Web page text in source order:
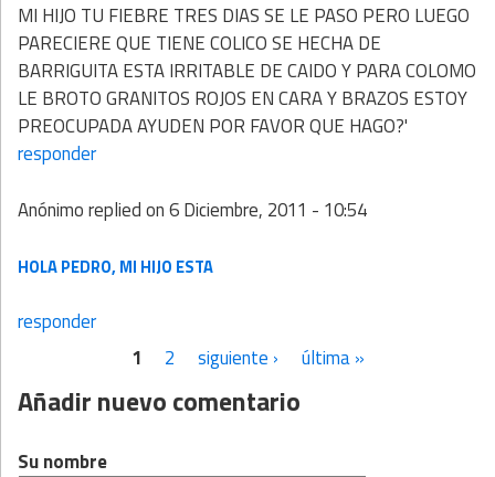
MI HIJO TU FIEBRE TRES DIAS SE LE PASO PERO LUEGO
PARECIERE QUE TIENE COLICO SE HECHA DE
BARRIGUITA ESTA IRRITABLE DE CAIDO Y PARA COLOMO
LE BROTO GRANITOS ROJOS EN CARA Y BRAZOS ESTOY
PREOCUPADA AYUDEN POR FAVOR QUE HAGO?'
responder
Anónimoreplied on6 Diciembre, 2011 - 10:54
HOLA PEDRO, MI HIJO ESTA
responder
1 2 siguiente › última »
Añadir nuevo comentario
Su nombre